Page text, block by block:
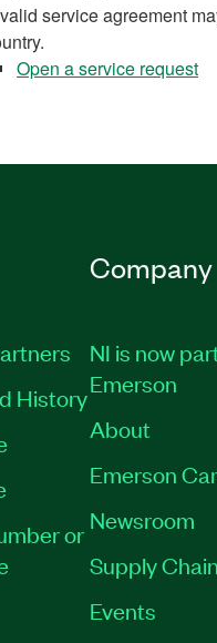
service agreement
Open a service request
History
or
Company
NI is now
Emerson
About
Emerson
Newsroom
Supply
Events